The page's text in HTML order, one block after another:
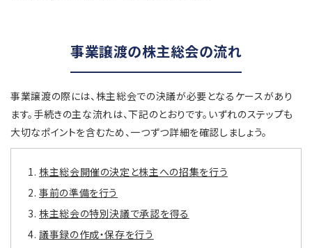
事業譲渡の株主総会の流れ
事業譲渡の際には、株主総会での決議が必要となるケースがあり
ます。手続きの主な流れは、下記のとおりです。いずれのステップも
大切なポイントを含むため、一つずつ詳細を確認しましょう。
株主総会開催の決定と株主への招集を行う
事前の準備を行う
株主総会の特別決議で承認を得る
議事録の作成・保存を行う